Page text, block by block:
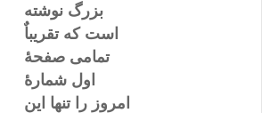
بزرگ نوشته
است که تقریباٌ
تمامی صفحۀ
اول شمارۀ
امروز را تنها این